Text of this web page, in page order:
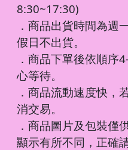
8:30~17:30)
．商品出貨時間為週
假日不出貨。
．商品下單後依順序
心等待。
．商品流動速度快，
消交易。
．商品圖片及包裝僅
顯示有所不同，正確